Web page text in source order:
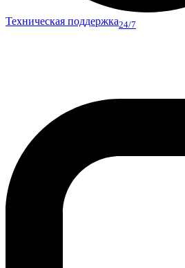
Техническая поддержка24/7